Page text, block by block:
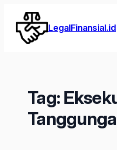
Lewati
konten
LegalFinansial.id
Tag: